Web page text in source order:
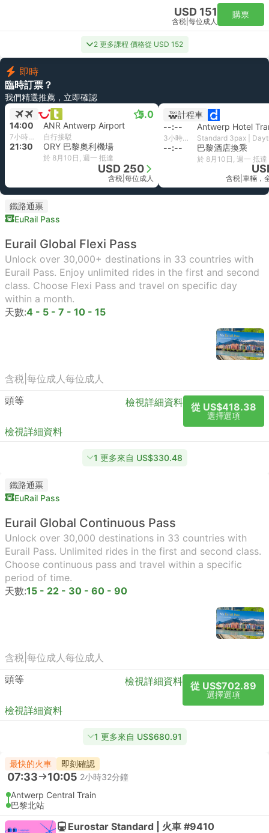
USD 151
含税 每位成人
購票
2 更多課程 價格從 USD 152
即時
臨時訂票？
我們精選推薦，立即確認
5.0
14:00 ANR Antwerp Airport
7小時30分鐘 自行接駁
21:30 ORY 巴黎奧利機場
於 8月10日, 週一 抵達
USD 250
含税 每位成人
計程車
--:--
Antwerp Hotel
3小時41分鐘
--:-- 巴黎酒店換乘
於 8月10日, 週一 抵達
含税 車輛，
鐵路通票
EuRail Pass
Eurail Global Flexi Pass
Unlock over 30,000+ destinations in 33 countries with
Eurail Pass. Enjoy unlimited rides in the first and second
class. Choose Flexi Pass and travel on specific day
within a month.
天數:4 - 5 - 7 - 10 - 15
含税 每位成人每位成人
頭等
檢視詳細資料 從 US$418.38
選擇選項
檢視詳細資料
1 更多來自 US$330.48
鐵路通票
EuRail Pass
Eurail Global Continuous Pass
Unlock over 30,000 destinations in 33 countries with
Eurail Pass. Unlimited rides in the first and second class.
Choose continuous pass and travel within a specific
period of time.
天數:15 - 22 - 30 - 60 - 90
含税 每位成人每位成人
頭等
檢視詳細資料 從 US$702.89
選擇選項
檢視詳細資料
1 更多來自 US$680.91
最快的火車 即刻確認
07:33 10:05 2小時32分鐘
Antwerp Central Train
巴黎北站
Eurostar Standard | 火車 #9410